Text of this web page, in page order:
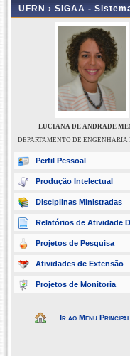
UFRN › SIGAA -
LUCIANA DE ANDRADE
DEPARTAMENTO DE
Perfil Pessoal
Produção Intelectual
Disciplinas Ministradas
Relatórios de Atividade
Projetos de Pesquisa
Atividades de Extensão
Projetos de Monitoria
Ir ao Menu Principal